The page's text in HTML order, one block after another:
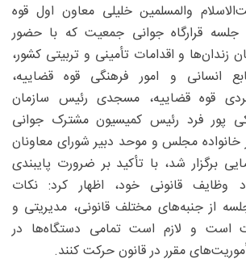
والمسلمین خلیلی معاون اول قوه
جلسه قرارگاه جوانی جمعیت که با حضور
و اقدامات تأمینی و تربیتی کشور،
انسانی و امور فرهنگی قوه قضاییه،
قوه قضاییه، مسجدی رئیس سازمان
پور فرد رئیس کمیسیون مشترک جوانی
مجلس و موحد دبیر شورای معاونان
برگزار شد، با تأکید بر ضرورت پایبندی
وظایف قانونی خود، اظهار کرد: نکات
از جنبه‌های مختلف قانونی، مدیریتی و
است و لازم است تمامی دستگاه‌ها در
مقرر در قانون حرکت کنند.